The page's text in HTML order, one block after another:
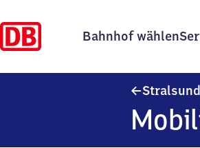
Bahnhof wählen